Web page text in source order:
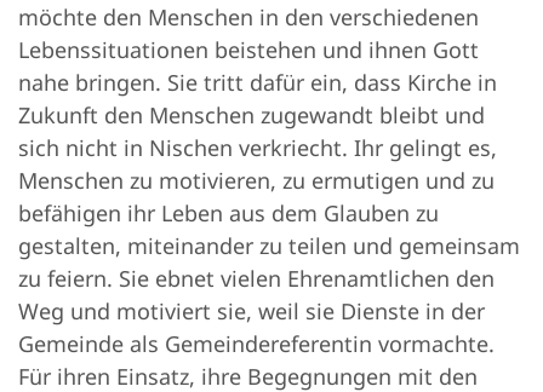
möchte den Menschen in den verschiedenen
Lebenssituationen beistehen und ihnen Gott
nahe bringen. Sie tritt dafür ein, dass Kirche in
Zukunft den Menschen zugewandt bleibt und
sich nicht in Nischen verkriecht. Ihr gelingt es,
Menschen zu motivieren, zu ermutigen und zu
befähigen ihr Leben aus dem Glauben zu
gestalten, miteinander zu teilen und gemeinsam
zu feiern. Sie ebnet vielen Ehrenamtlichen den
Weg und motiviert sie, weil sie Dienste in der
Gemeinde als Gemeindereferentin vormachte.
Für ihren Einsatz, ihre Begegnungen mit den